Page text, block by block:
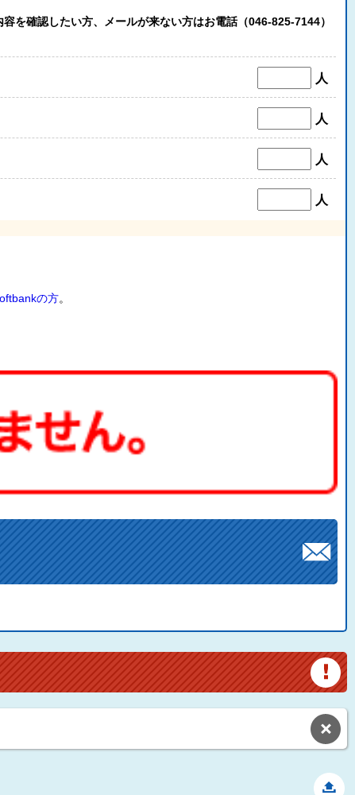
を確認したい方、メールが来ない方はお電話（046-825-7144）
人
人
人
人
の方。